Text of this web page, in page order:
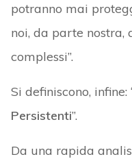
potranno mai
noi, da parte
complessi”.
Si definiscono, infine:
Persistenti”.
Da una rapida